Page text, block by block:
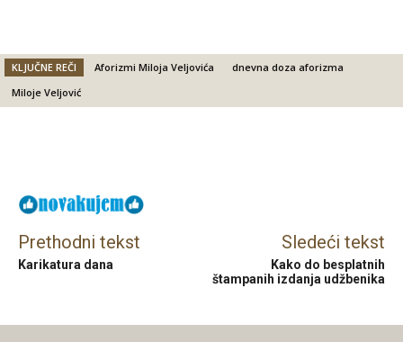
KLJUČNE REČI Aforizmi Miloja Veljovića
dnevna doza aforizma
Miloje Veljović
Prethodni tekst
Karikatura dana
Sledeći tekst
Kako do besplatnih
štampanih izdanja udžbenika